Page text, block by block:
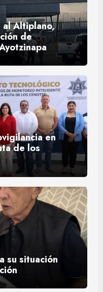
Altiplano,
de
en
de los
su situación